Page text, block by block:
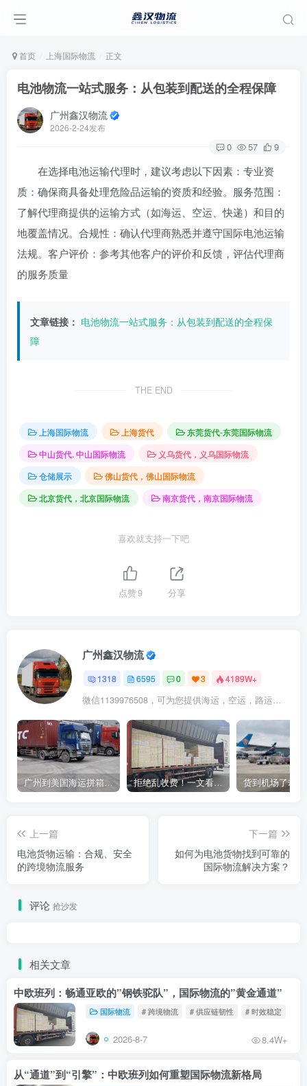
首页 上海国际物流 正文
电池物流一站式服务：从包装到配送的全程保障
广州鑫汉物流
2026-2-24发布
0 57 9
在选择电池运输代理时，建议考虑以下因素：专业资
质：确保商具备处理危险品运输的资质和经验。服务范围：
了解代理商提供的运输方式（如海运、空运、快递）和目的
地覆盖情况。合规性：确认代理商熟悉并遵守国际电池运输
法规。客户评价：参考其他客户的评价和反馈，评估代理商
的服务质量
文章链接： 电池物流一站式服务：从包装到配送的全程保
障
THE END
上海国际物流 上海货代
东莞货代-东莞国际物流
中山货代. 中山国际物流
义乌货代，义乌国际物流
仓储展示
佛山货代，佛山国际物流
北京货代，北京国际物流
南京货代，南京国际物流
喜欢就支持一下吧
点赞9 分享
广州鑫汉物流
1318 6595 0 3 4189W+
微信1139976508，可为您提供海运，空运，路运，铁路运输
广州到美国海运拼箱多少钱？2024年最新运费构成+隐藏费用避坑指南 拒绝乱收费！一文看懂中国货代计费套路，教你避开所有隐形坑
上一篇
电池货物运输：合规、安全
的跨境物流服务
下一篇
如何为电池货物找到可靠的
国际物流解决方案？
评论 抢沙发
相关文章
中欧班列：畅通亚欧的”钢铁驼队”，国际物流的”黄金通道”
国际物流 # 跨境物流 # 供应链韧性 # 时效稳定
2026-8-7 8.4W+
从“通道”到“引擎”：中欧班列如何重塑国际物流新格局